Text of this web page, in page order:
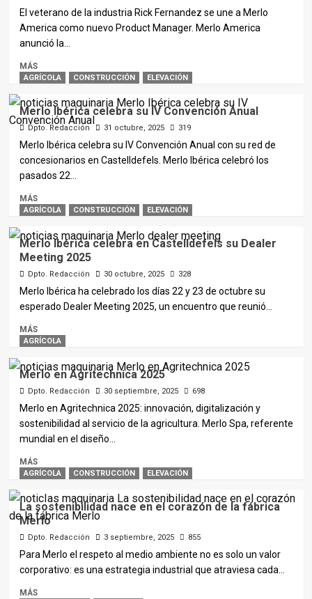
El veterano de la industria Rick Fernandez se une a Merlo
America como nuevo Product Manager. Merlo America
anunció la...
MÁS
AGRÍCOLA CONSTRUCCIÓN ELEVACIÓN
Merlo Ibérica celebra su IV Convención Anual
Dpto. Redacción 31 octubre, 2025 319
Merlo Ibérica celebra su IV Convención Anual con su red de
concesionarios en Castelldefels. Merlo Ibérica celebró los
pasados 22...
MÁS
AGRÍCOLA CONSTRUCCIÓN ELEVACIÓN
Merlo Ibérica celebra en Castelldefels su Dealer
Meeting 2025
Dpto. Redacción 30 octubre, 2025 328
Merlo Ibérica ha celebrado los días 22 y 23 de octubre su
esperado Dealer Meeting 2025, un encuentro que reunió...
MÁS
AGRÍCOLA
Merlo en Agritechnica 2025
Dpto. Redacción 30 septiembre, 2025 698
Merlo en Agritechnica 2025: innovación, digitalización y
sostenibilidad al servicio de la agricultura. Merlo Spa, referente
mundial en el diseño...
MÁS
AGRÍCOLA CONSTRUCCIÓN ELEVACIÓN
La sostenibilidad nace en el corazón de la fábrica
Merlo
Dpto. Redacción 3 septiembre, 2025 855
Para Merlo el respeto al medio ambiente no es solo un valor
corporativo: es una estrategia industrial que atraviesa cada...
MÁS